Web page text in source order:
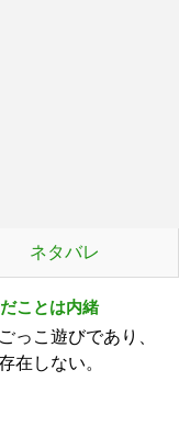
ネタバレ
ことは内緒
っこ遊びであり、
在しない。